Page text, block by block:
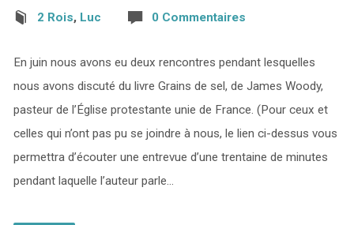
2 Rois, Luc 0 Commentaires
En juin nous avons eu deux rencontres pendant lesquelles
nous avons discuté du livre Grains de sel, de James Woody,
pasteur de l’Église protestante unie de France. (Pour ceux et
celles qui n’ont pas pu se joindre à nous, le lien ci-dessus vous
permettra d’écouter une entrevue d’une trentaine de minutes
pendant laquelle l’auteur parle…